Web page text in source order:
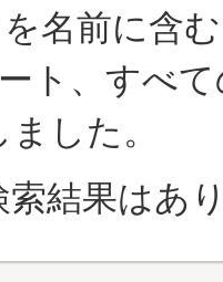
名前に含
ト、すべ
した。
結果はあ